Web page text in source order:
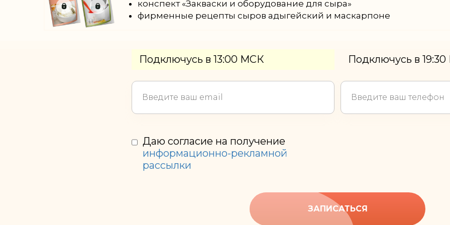
конспект «Закваски и оборудование для сыра»
фирменные рецепты сыров адыгейский и маскарпоне
Ссылка на это место страницы:#forma
Даю согласие на получение
информационно-рекламной
рассылки
Подключусь в 13:00 МСК Подключусь в
ЗАПИСАТЬСЯ